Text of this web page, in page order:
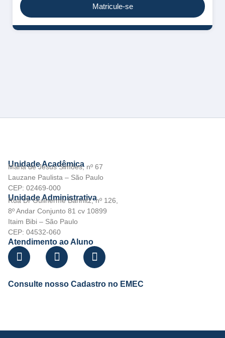
Matricule-se
Unidade Acadêmica
Maria de Jesus Simões, nº 67
Lauzane Paulista – São Paulo
CEP: 02469-000
Unidade Administrativa
Rua Dr Guilherme Bannitz, nº 126,
8º Andar Conjunto 81 cv 10899
Itaim Bibi – São Paulo
CEP: 04532-060
Atendimento ao Aluno
Consulte nosso Cadastro no EMEC